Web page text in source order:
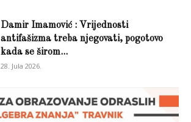
Damir Imamović : Vrijednosti
antifašizma treba njegovati, pogotovo
kada se širom...
28. Jula 2026.